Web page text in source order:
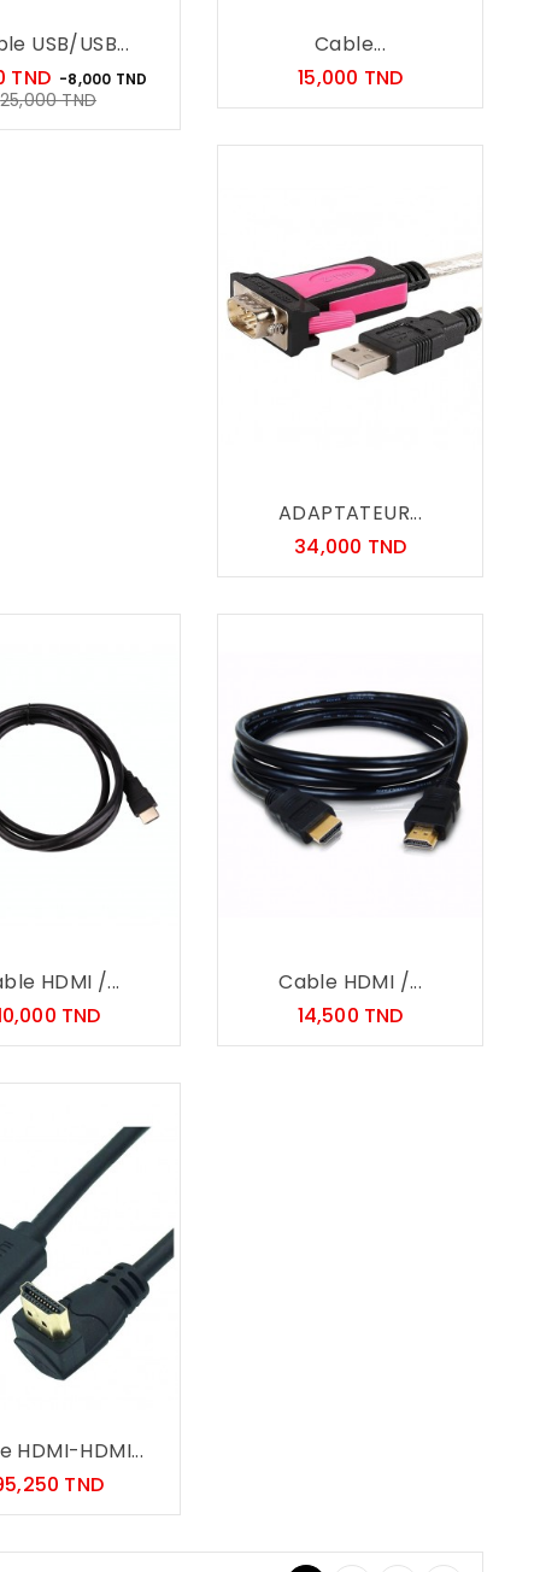
USB/USB...
TND Prix
​​
-8,000 TND
25,000 TNDPrix
Cable...
15,000 TNDPrix
ADAPTATEUR...
34,000 TNDPrix
HDMI /...
TNDPrix
Cable HDMI /...
14,500 TNDPrix
HDMI-HDMI...
TNDPrix